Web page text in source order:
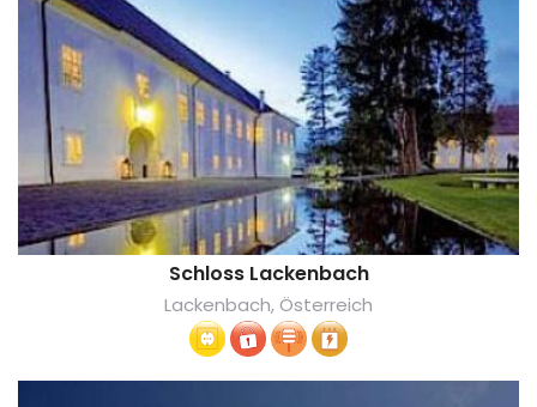
Schloss Lackenbach
Lackenbach, Österreich